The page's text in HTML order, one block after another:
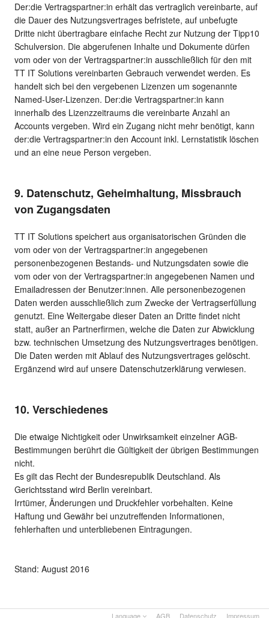
Der:die Vertragspartner:in erhält das vertraglich vereinbarte, auf
die Dauer des Nutzungsvertrages befristete, auf unbefugte
Dritte nicht übertragbare einfache Recht zur Nutzung der Tipp10
Schulversion. Die abgerufenen Inhalte und Dokumente dürfen
vom oder von der Vertragspartner:in ausschließlich für den mit
TT IT Solutions vereinbarten Gebrauch verwendet werden. Es
handelt sich bei den vergebenen Lizenzen um sogenannte
Named-User-Lizenzen. Der:die Vertragspartner:in kann
innerhalb des Lizenzzeitraums die vereinbarte Anzahl an
Accounts vergeben. Wird ein Zugang nicht mehr benötigt, kann
der:die Vertragspartner:in den Account inkl. Lernstatistik löschen
und an eine neue Person vergeben.
9. Datenschutz, Geheimhaltung, Missbrauch
von Zugangsdaten
TT IT Solutions speichert aus organisatorischen Gründen die
vom oder von der Vertragspartner:in angegebenen
personenbezogenen Bestands- und Nutzungsdaten sowie die
vom oder von der Vertragspartner:in angegebenen Namen und
Emailadressen der Benutzer:innen. Alle personenbezogenen
Daten werden ausschließlich zum Zwecke der Vertragserfüllung
genutzt. Eine Weitergabe dieser Daten an Dritte findet nicht
statt, außer an Partnerfirmen, welche die Daten zur Abwicklung
bzw. technischen Umsetzung des Nutzungsvertrages benötigen.
Die Daten werden mit Ablauf des Nutzungsvertrages gelöscht.
Ergänzend wird auf unsere Datenschutzerklärung verwiesen.
10. Verschiedenes
Die etwaige Nichtigkeit oder Unwirksamkeit einzelner AGB-
Bestimmungen berührt die Gültigkeit der übrigen Bestimmungen
nicht.
Es gilt das Recht der Bundesrepublik Deutschland. Als
Gerichtsstand wird Berlin vereinbart.
Irrtümer, Änderungen und Druckfehler vorbehalten. Keine
Haftung und Gewähr bei unzutreffenden Informationen,
fehlerhaften und unterbliebenen Eintragungen.
Stand: August 2016
Language AGB Datenschutz Impressum